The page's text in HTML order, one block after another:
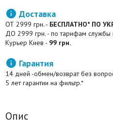
 Доставка
ОТ 2999 грн. - БЕСПЛАТНО* ПО
ДО 2999 грн. - по тарифам службы
Курьер Киев - 99 грн.
 Гарантия
14 дней -обмен/возврат без
5 лет гарантии на фильтр.*
Опис